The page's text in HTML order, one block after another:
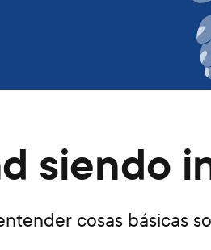
siendo
cosas básicas